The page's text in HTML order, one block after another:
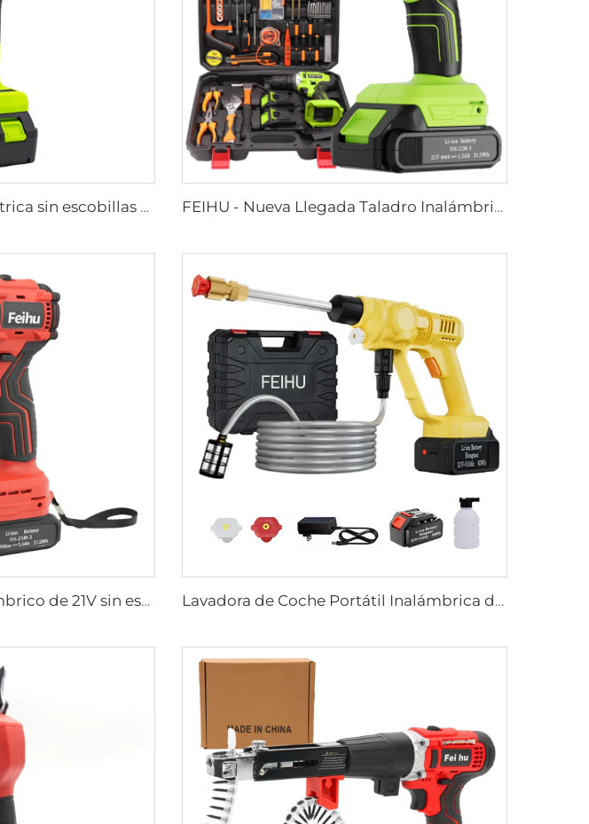
Máquina pulidora eléctrica sin escobillas de litio recargable FEIHU, máquina de corte personalizada, herramientas eléctricas, amoladora angular de mano FEIHU - Nueva Llegada Taladro Inalámbrico para Aficionados a la Carpintería, Herramienta Inalámbrica Mini con Batería de Litio 12V/21V, Taladro de 10MM sin Cable
Taladro manual inalámbrico de 21V sin escobillas, destornilladores inalámbricos con portabrocas metálico de 10 mm Lavadora de Coche Portátil Inalámbrica de Alta Presión - Automática y Equipamiento para Lavado Intenso 20Bar - Herramienta para Coche y Jardín